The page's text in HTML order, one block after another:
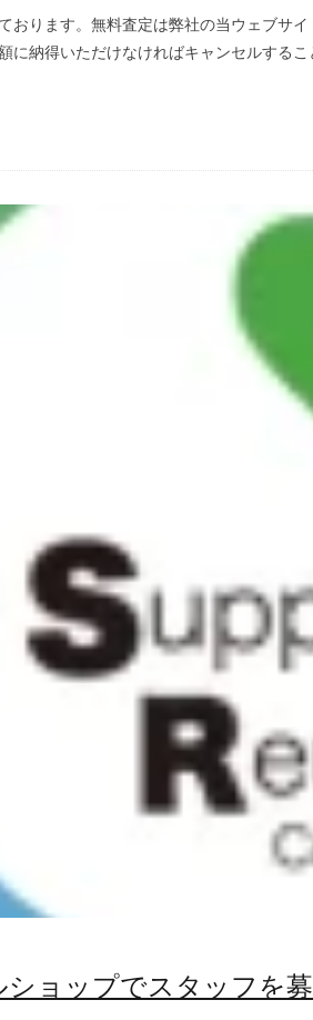
おります。無料査定は弊社の当ウェブサ
に納得いただけなければキャンセルする
ショップでスタッフを